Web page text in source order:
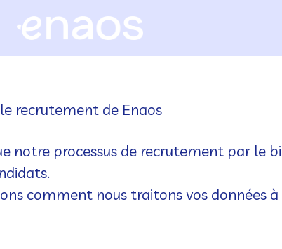
recrutement de Enaos
notre processus de recrutement par le
comment nous traitons vos données